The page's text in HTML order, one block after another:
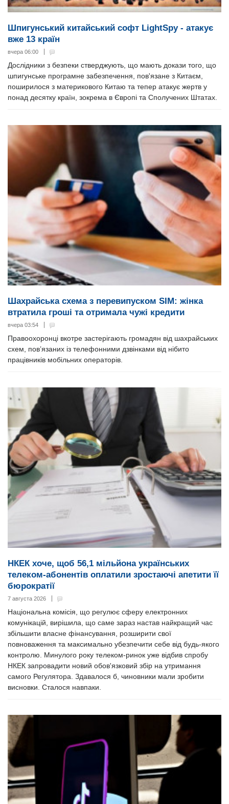
Шпигунський китайський софт LightSpy - атакує
вже 13 країн
вчера 06:00
Дослідники з безпеки стверджують, що мають докази того, що
шпигунське програмне забезпечення, пов'язане з Китаєм,
поширилося з материкового Китаю та тепер атакує жертв у
понад десятку країн, зокрема в Європі та Сполучених Штатах.
Шахрайська схема з перевипуском SIM: жінка
втратила гроші та отримала чужі кредити
вчера 03:54
Правоохоронці вкотре застерігають громадян від шахрайських
схем, пов’язаних із телефонними дзвінками від нібито
працівників мобільних операторів.
НКЕК хоче, щоб 56,1 мільйона українських
телеком-абонентів оплатили зростаючі апетити її
бюрократії
7 августа 2026
Національна комісія, що регулює сферу електронних
комунікацій, вирішила, що саме зараз настав найкращий час
збільшити власне фінансування, розширити свої
повноваження та максимально убезпечити себе від будь-якого
контролю. Минулого року телеком-ринок уже відбив спробу
НКЕК запровадити новий обов'язковий збір на утримання
самого Регулятора. Здавалося б, чиновники мали зробити
висновки. Сталося навпаки.